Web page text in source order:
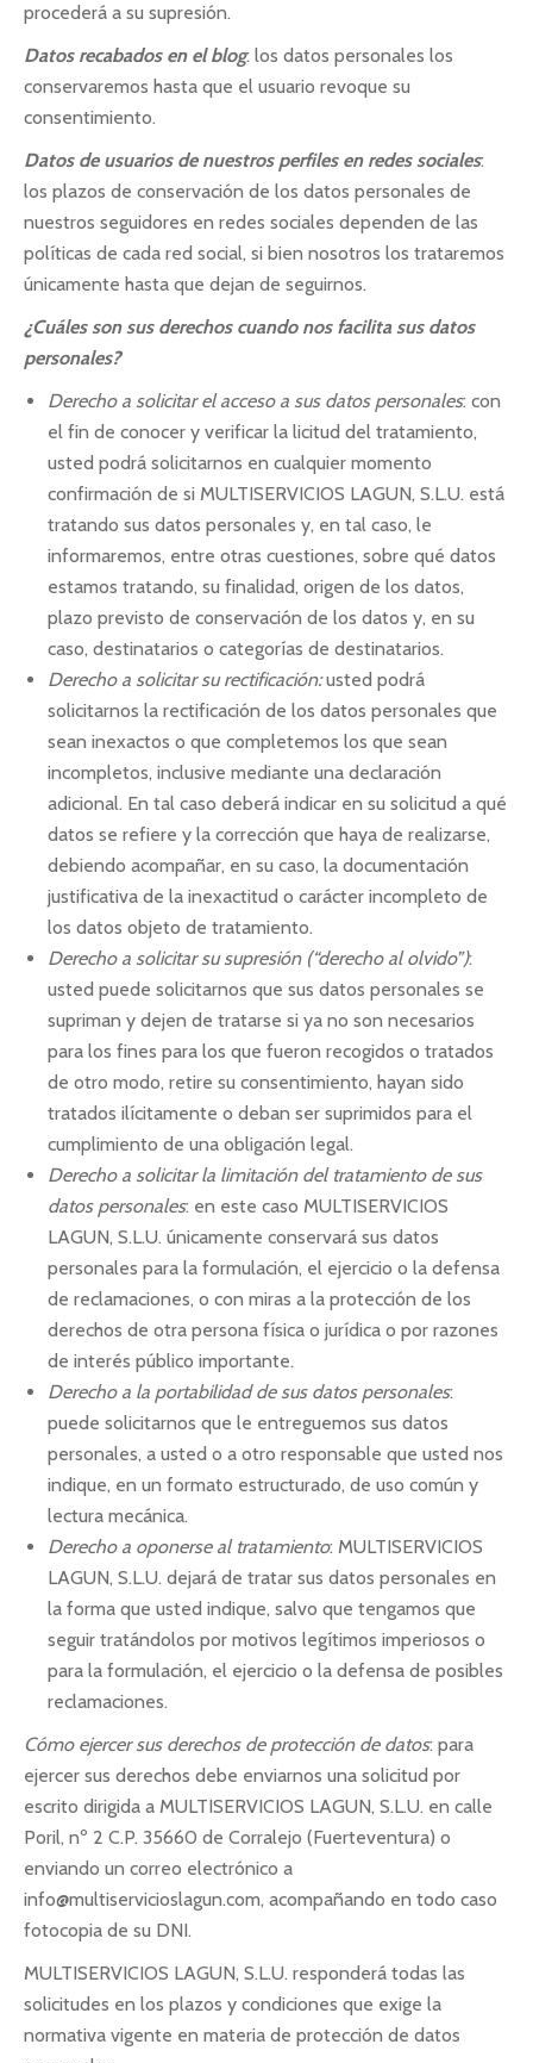
procederá a su supresión.
Datos recabados en el blog: los datos personales los
conservaremos hasta que el usuario revoque su
consentimiento.
Datos de usuarios de nuestros perfiles en redes sociales:
los plazos de conservación de los datos personales de
nuestros seguidores en redes sociales dependen de las
políticas de cada red social, si bien nosotros los trataremos
únicamente hasta que dejan de seguirnos.
¿Cuáles son sus derechos cuando nos facilita sus datos
personales?
Derecho a solicitar el acceso a sus datos personales: con
el fin de conocer y verificar la licitud del tratamiento,
usted podrá solicitarnos en cualquier momento
confirmación de si MULTISERVICIOS LAGUN, S.L.U. está
tratando sus datos personales y, en tal caso, le
informaremos, entre otras cuestiones, sobre qué datos
estamos tratando, su finalidad, origen de los datos,
plazo previsto de conservación de los datos y, en su
caso, destinatarios o categorías de destinatarios.
Derecho a solicitar su rectificación:usted podrá
solicitarnos la rectificación de los datos personales que
sean inexactos o que completemos los que sean
incompletos, inclusive mediante una declaración
adicional. En tal caso deberá indicar en su solicitud a qué
datos se refiere y la corrección que haya de realizarse,
debiendo acompañar, en su caso, la documentación
justificativa de la inexactitud o carácter incompleto de
los datos objeto de tratamiento.
Derecho a solicitar su supresión (“derecho al olvido”):
usted puede solicitarnos que sus datos personales se
supriman y dejen de tratarse si ya no son necesarios
para los fines para los que fueron recogidos o tratados
de otro modo, retire su consentimiento, hayan sido
tratados ilícitamente o deban ser suprimidos para el
cumplimiento de una obligación legal.
Derecho a solicitar la limitación del tratamiento de sus
datos personales: en este caso MULTISERVICIOS
LAGUN, S.L.U. únicamente conservará sus datos
personales para la formulación, el ejercicio o la defensa
de reclamaciones, o con miras a la protección de los
derechos de otra persona física o jurídica o por razones
de interés público importante.
Derecho a la portabilidad de sus datos personales:
puede solicitarnos que le entreguemos sus datos
personales, a usted o a otro responsable que usted nos
indique, en un formato estructurado, de uso común y
lectura mecánica.
Derecho a oponerse al tratamiento: MULTISERVICIOS
LAGUN, S.L.U. dejará de tratar sus datos personales en
la forma que usted indique, salvo que tengamos que
seguir tratándolos por motivos legítimos imperiosos o
para la formulación, el ejercicio o la defensa de posibles
reclamaciones.
Cómo ejercer sus derechos de protección de datos: para
ejercer sus derechos debe enviarnos una solicitud por
escrito dirigida a MULTISERVICIOS LAGUN, S.L.U. en calle
Poril, nº 2 C.P. 35660 de Corralejo (Fuerteventura) o
enviando un correo electrónico a
info@multiservicioslagun.com, acompañando en todo caso
fotocopia de su DNI.
MULTISERVICIOS LAGUN, S.L.U. responderá todas las
solicitudes en los plazos y condiciones que exige la
normativa vigente en materia de protección de datos